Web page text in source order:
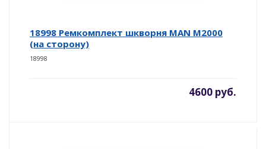
18998 Ремкомплект шкворня MAN M2000
(на сторону)
18998
4600 руб.